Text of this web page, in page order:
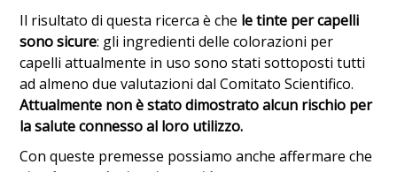
Il risultato di questa ricerca è che le tinte per capelli
sono sicure: gli ingredienti delle colorazioni per
capelli attualmente in uso sono stati sottoposti tutti
ad almeno due valutazioni dal Comitato Scientifico.
Attualmente non è stato dimostrato alcun rischio per
la salute connesso al loro utilizzo.
Con queste premesse possiamo anche affermare che